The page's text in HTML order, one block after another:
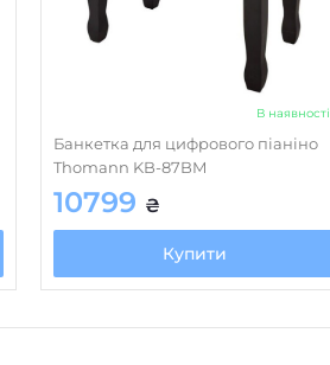
В наявності
Банкетка для цифрового піаніно
Thomann KB-87BM
10799 ₴
Купити